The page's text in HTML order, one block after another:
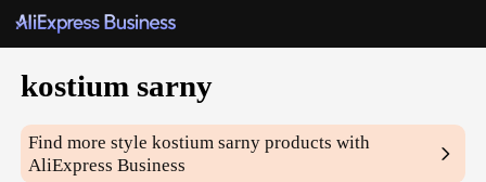
kostium sarny
Find more stylekostium sarny products with
AliExpress Business